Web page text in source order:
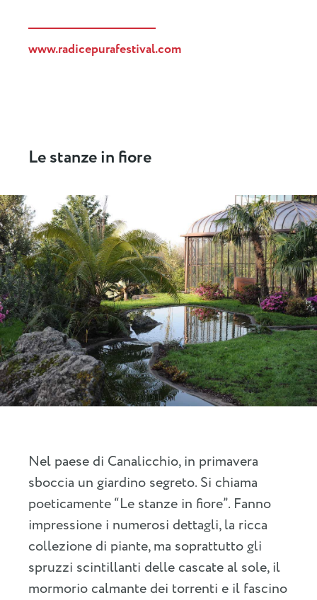
www.radicepurafestival.com
Le stanze in fiore
Nel paese di Canalicchio, in primavera
sboccia un giardino segreto. Si chiama
poeticamente “Le stanze in fiore”. Fanno
impressione i numerosi dettagli, la ricca
collezione di piante, ma soprattutto gli
spruzzi scintillanti delle cascate al sole, il
mormorio calmante dei torrenti e il fascino